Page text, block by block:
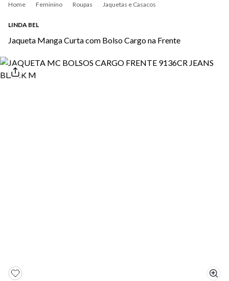
Feminino Roupas Jaquetas e Casacos
LINDA BEL
Jaqueta Manga Curta com Bolso Cargo na Frente
1º tênis feminino
4º tênis masculino